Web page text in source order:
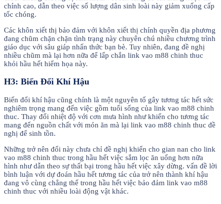
chính cao, dẫn theo việc số lượng dân sinh loài này giảm xuống cấp
tốc chóng.
Các khôn xiết thị bảo đảm với khôn xiết thị chính quyền địa phương
đang chũm chặn chặn tình trạng này chuyên chú nhiều chương trình
giáo dục với sâu giáp nhấn thức bạn bè. Tuy nhiên, đang đề nghị
nhiều chũm mà lại hơn nữa để lấp chắn link vao m88 chinh thuc
khỏi hầu hết hiểm họa này.
H3: Biến Đổi Khí Hậu
Biến đổi khí hậu cũng chính là một nguyên tố gây tương tác hết sức
nghiêm trọng mang đến việc gồm tuổi sống của link vao m88 chinh
thuc. Thay đổi nhiệt độ với cơn mưa hình như khiến cho tương tác
mang đến nguồn chất với món ăn mà lại link vao m88 chinh thuc đề
nghị để sinh tồn.
Những trở nên đổi này chưa chỉ đề nghị khiến cho gian nan cho link
vao m88 chinh thuc trong hầu hết việc sắm lọc ăn uống hơn nữa
hình như dẫn theo sự thất bại trong hầu hết việc xây dừng. vấn đề lời
bình luận với dự đoán hầu hết tương tác của trở nên thành khí hậu
đang vô cùng chẳng thể trong hầu hết việc bảo đảm link vao m88
chinh thuc với nhiều loài động vật khác.